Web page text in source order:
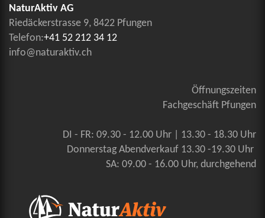
NaturAktiv AG
Riedäckerstrasse 9, 8422 Pfungen
Telefon:+41 52 212 34 12
info@naturaktiv.ch
Öffnungszeiten
Fachgeschäft Pfungen
DI - FR: 09.30 - 12.00 Uhr | 13.30 - 18.30 Uhr
Donnerstag Abendverkauf 13.30 -19.30 Uhr
SA: 09.00 - 16.00 Uhr, durchgehend